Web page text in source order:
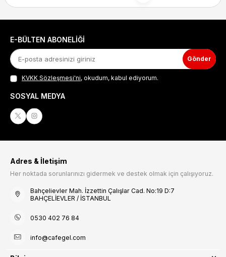
E-BÜLTEN ABONELIĞI
Gönder
KVKK Sözleşmesi'ni, okudum, kabul ediyorum.
SOSYAL MEDYA
Adres & İletişim
Her noktada sorunlarınızı gidermek ve destek olmak için çalışıyoruz.
Bahçelievler Mah. İzzettin Çalışlar Cad. No:19 D:7
BAHÇELİEVLER / İSTANBUL
0530 402 76 84
info@cafegel.com